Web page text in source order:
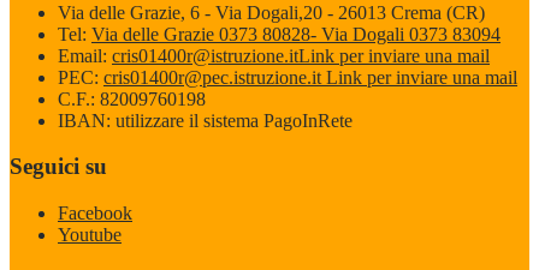
Via delle Grazie, 6 - Via Dogali,20 - 26013 Crema (CR)
Tel: Via delle Grazie 0373 80828- Via Dogali 0373 83094
Email: cris01400r@istruzione.itLink per inviare una mail
PEC: cris01400r@pec.istruzione.it Link per inviare una mail
C.F.: 82009760198
IBAN: utilizzare il sistema PagoInRete
Seguici su
Facebook
Youtube